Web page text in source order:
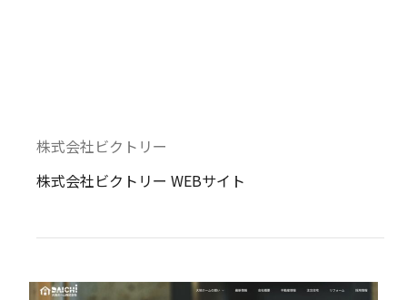
株式会社ビクトリー
株式会社ビクトリー WEBサイト